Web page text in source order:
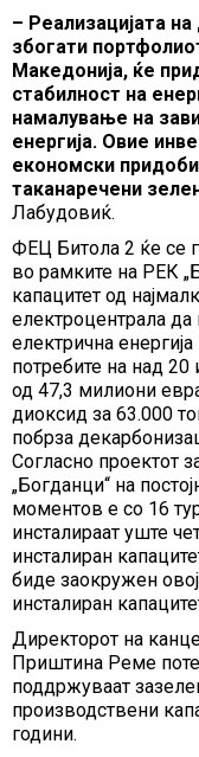
– Реализацијата
збогати
Македонија, ќе
стабилност на
намалување на
енергија. Овие
економски
таканаречени
Лабудовиќ.
ФЕЦ Битола 2 ќе се
во рамките на РЕК
капацитет од
електроцентрала
електрична
потребите на над 20
од 47,3 милиони
диоксид за 63.000
побрза
Согласно проектот
„Богданци“ на
моментов е со 16
инсталираат уште
инсталиран
биде заокружен
инсталиран
Директорот на
Приштина Реме
поддржуваат
производствени
години.